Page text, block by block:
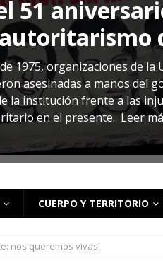
51
1975, organizaciones de
asesinadas a manos del
la institución frente a las
en el presente.Leer
CUERPO Y TERRITORIO
nos queremos vivas!